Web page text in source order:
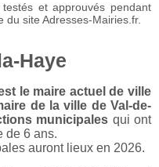
et approuvés pendant
site Adresses-Mairies.fr.
Haye
le maire actuel de ville
de la ville de Val-de-
municipales qui ont
de 6 ans.
auront lieux en 2026.